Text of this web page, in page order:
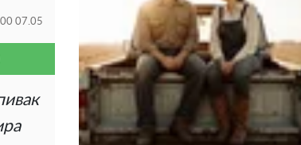
07.05